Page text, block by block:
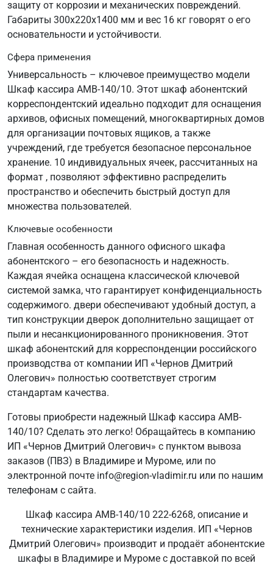
защиту от коррозии и механических повреждений.
Габариты 300х220х1400 мм и вес 16 кг говорят о его
основательности и устойчивости.
Сфера применения
Универсальность – ключевое преимущество модели
Шкаф кассира AMB-140/10. Этот шкаф абонентский
корреспондентский идеально подходит для оснащения
архивов, офисных помещений, многоквартирных домов
для организации почтовых ящиков, а также
учреждений, где требуется безопасное персональное
хранение. 10 индивидуальных ячеек, рассчитанных на
формат , позволяют эффективно распределить
пространство и обеспечить быстрый доступ для
множества пользователей.
Ключевые особенности
Главная особенность данного офисного шкафа
абонентского – его безопасность и надежность.
Каждая ячейка оснащена классической ключевой
системой замка, что гарантирует конфиденциальность
содержимого. двери обеспечивают удобный доступ, а
тип конструкции дверок дополнительно защищает от
пыли и несанкционированного проникновения. Этот
шкаф абонентский для корреспонденции российского
производства от компании ИП «Чернов Дмитрий
Олегович» полностью соответствует строгим
стандартам качества.
Готовы приобрести надежный Шкаф кассира AMB-
140/10? Сделать это легко! Обращайтесь в компанию
ИП «Чернов Дмитрий Олегович» с пунктом вывоза
заказов (ПВЗ) в Владимире и Муроме, или по
электронной почте info@region-vladimir.ru или по нашим
телефонам с сайта.
Шкаф кассира AMB-140/10 222-6268, описание и
технические характеристики изделия. ИП «Чернов
Дмитрий Олегович» производит и продаёт абонентские
шкафы в Владимире и Муроме с доставкой по всей